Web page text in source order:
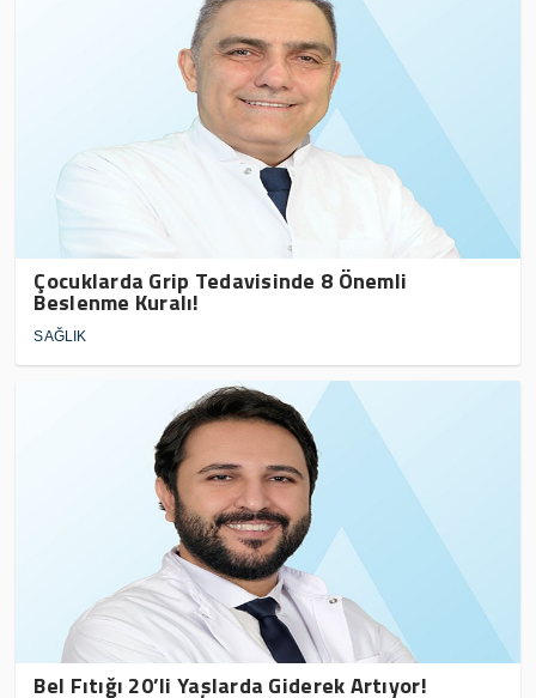
Çocuklarda Grip Tedavisinde 8 Önemli
Beslenme Kuralı!
SAĞLIK
Bel Fıtığı 20’li Yaşlarda Giderek Artıyor!